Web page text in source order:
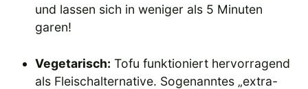
und lassen sich in weniger als 5 Minuten
garen!
Vegetarisch: Tofu funktioniert hervorragend
als Fleischalternative. Sogenanntes „extra-